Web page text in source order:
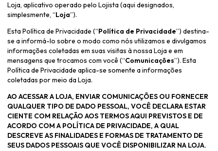
Loja, aplicativo operado pelo Lojista (aqui designados,
simplesmente, “Loja”).
Esta Política de Privacidade (“Política de Privacidade”) destina-
se a informá-lo sobre o modo como nós utilizamos e divulgamos
informações coletadas em suas visitas à nossa Loja e em
mensagens que trocamos com você (“Comunicações”). Esta
Política de Privacidade aplica-se somente a informações
coletadas por meio da Loja.
AO ACESSAR A LOJA, ENVIAR COMUNICAÇÕES OU FORNECER
QUALQUER TIPO DE DADO PESSOAL, VOCÊ DECLARA ESTAR
CIENTE COM RELAÇÃO AOS TERMOS AQUI PREVISTOS E DE
ACORDO COM A POLÍTICA DE PRIVACIDADE, A QUAL
DESCREVE AS FINALIDADES E FORMAS DE TRATAMENTO DE
SEUS DADOS PESSOAIS QUE VOCÊ DISPONIBILIZAR NA LOJA.